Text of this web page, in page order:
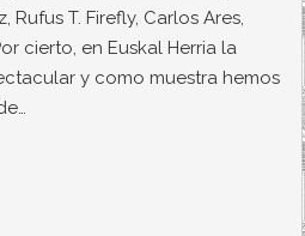
Rufus T. Firefly, Carlos Ares,
cierto, en Euskal Herria la
y como muestra hemos